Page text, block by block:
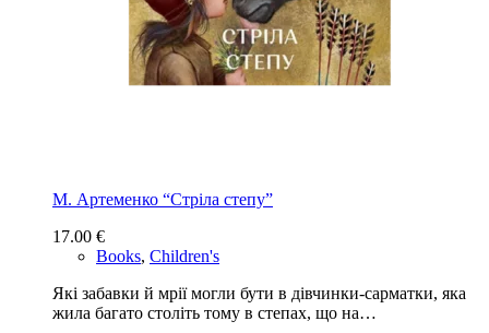
М. Артеменко “Стріла степу”
17.00 €
Books, Children's
Які забавки й мрії могли бути в дівчинки-сарматки, яка
жила багато століть тому в степах, що на…